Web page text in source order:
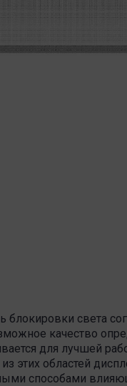
блокировки света
качество
для лучшей
этих областей
способами